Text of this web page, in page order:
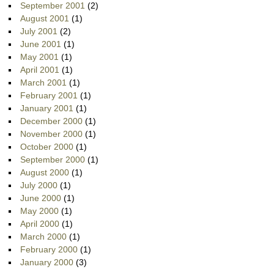
September 2001 (2)
August 2001 (1)
July 2001 (2)
June 2001 (1)
May 2001 (1)
April 2001 (1)
March 2001 (1)
February 2001 (1)
January 2001 (1)
December 2000 (1)
November 2000 (1)
October 2000 (1)
September 2000 (1)
August 2000 (1)
July 2000 (1)
June 2000 (1)
May 2000 (1)
April 2000 (1)
March 2000 (1)
February 2000 (1)
January 2000 (3)